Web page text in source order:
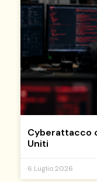
Cyberattacco
Uniti
6 Luglio 2026